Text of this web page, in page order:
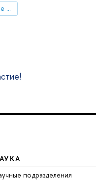
Стратегические технологические проекты
подразделения